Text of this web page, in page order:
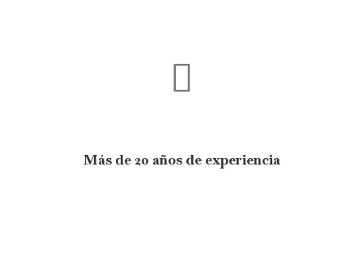
Más de 20 años de experiencia